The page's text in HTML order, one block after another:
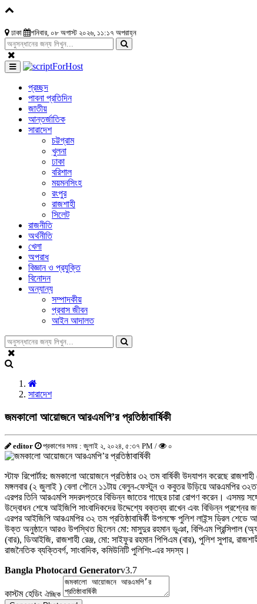
ঢাকা শনিবার, ০৮ অগাস্ট ২০২৬, ১১:১৭ অপরাহ্ন
প্রচ্ছদ
পাবনা প্রতিদিন
জাতীয়
আন্তর্জাতিক
সারাদেশ
চট্টগ্রাম
খুলনা
ঢাকা
বরিশাল
ময়মনসিংহ
রংপুর
রাজশাহী
সিলেট
রাজনীতি
অর্থনীতি
খেলা
অপরাধ
বিজ্ঞান ও প্রযুক্তি
বিনোদন
অন্যান্য
সম্পাদকীয়
প্রবাস জীবন
আইন আদালত
সারাদেশ
জমকালো আয়োজনে আরএমপি’র প্রতিষ্ঠাবার্ষিকী
editor প্রকাশের সময় : জুলাই ২, ২০২৪, ৫:৩৭ PM / ০
স্টাফ রিপোর্টার: জমকালো আয়োজনে প্রতিষ্ঠার ৩২ তম বার্ষিকী উদযাপন করেছে
মঙ্গলবার (২ জুলাই ) বেলা পৌনে ১১টায় বেলুন-ফেস্টুন ও কবুতর উড়িয়ে আরএমপির
এরপর তিনি আরএমপি সদরদপ্তরে বিভিন্ন জাতের গাছের চারা রোপণ করেন। এসময়
উদ্বোধন শেষে আইজিপি সাংবাদিকদের উদ্দেশ্যে বক্তব্য রাখেন এবং বিভিন্ন
এরপর আইজিপি আরএমপির ৩২ তম প্রতিষ্ঠাবাষির্কী উপলক্ষে পুলিশ লাইন্স ড্রিল
উক্ত অনুষ্ঠানে আরও উপস্থিত ছিলেন মো: মাসুদুর রহমান ভুঞা, বিপিএম প্রিন্সিপাল
(বার), ডিআইজি, রাজশাহী রেঞ্জ, মো: সাইফুর রহমান পিপিএম (বার), পুলিশ সুপার,
রাজনৈতিক ব্যক্তিবর্গ, সাংবাদিক, কমিউনিটি পুলিশিং-এর সদস্য।
Bangla Photocard Generatorv3.7
কাস্টম হেডিং ঐচ্ছিক